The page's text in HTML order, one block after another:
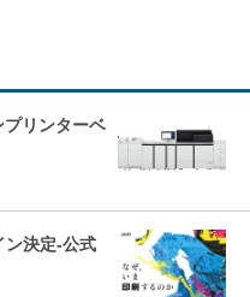
リンターベ
決定-公式